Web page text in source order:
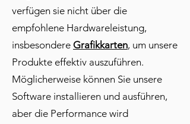
verfügen sie nicht über die
empfohlene Hardwareleistung,
insbesondere Grafikkarten, um unsere
Produkte effektiv auszuführen.
Möglicherweise können Sie unsere
Software installieren und ausführen,
aber die Performance wird